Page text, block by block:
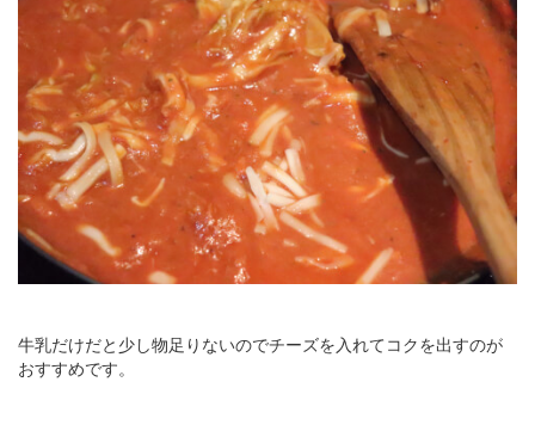
牛乳だけだと少し物足りないのでチーズを入れてコクを出すのが
おすすめです。